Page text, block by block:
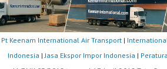
Pt Keenam International Air Transport|
Indonesia | Jasa Ekspor Impor Indonesia |